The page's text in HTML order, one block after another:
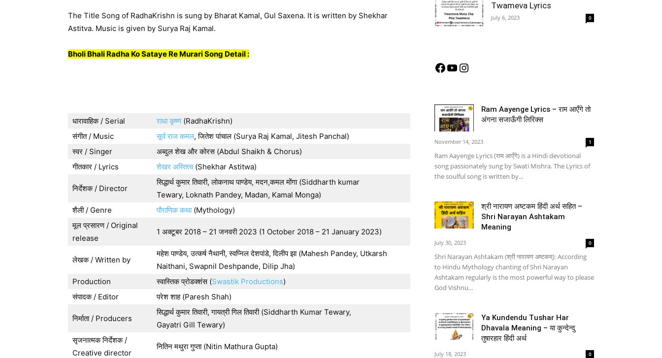
The Title Song of RadhaKrishn is sung by Bharat Kamal, Gul Saxena. It is written by Shekhar
Astitva. Music is given by Surya Raj Kamal.
Bholi Bhali Radha Ko Sataye Re Murari Song Detail :
धारावाहिक / Serial राधा कृष्ण(RadhaKrishn)
संगीत / Music
सूर्य राज कमल, जितेश पांचाल (Surya Raj Kamal, Jitesh Panchal)
स्वर / Singer
अब्दुल शेख और कोरस (Abdul Shaikh & Chorus)
गीतकार / Lyrics
शेखर अस्तित्व(Shekhar Astitwa)
निर्देशक / Director
सिद्धार्थ कुमार तिवारी, लोकनाथ पाण्डेय, मदन,कमल मोंगा (Siddharth kumar
Tewary, Loknath Pandey, Madan, Kamal Monga)
शैली / Genre
पौराणिक कथा (Mythology)
मूल प्रसारण / Original
release
1 अक्टूबर 2018 – 21 जनवरी 2023 (1 October 2018 – 21 January 2023)
लेखक / Written by
महेश पाण्डेय, उत्कर्ष नैथानी, स्वप्निल देशपांडे, दिलीप झा (Mahesh Pandey, Utkarsh
Naithani, Swapnil Deshpande, Dilip Jha)
Production
स्वास्तिक प्रोडक्शंस (Swastik Productions)
संपादक / Editor
परेश शाह (Paresh Shah)
निर्माता / Producers
सिद्धार्थ कुमार तिवारी, गायत्री गिल तिवारी (Siddharth Kumar Tewary,
Gayatri Gill Tewary)
सृजनात्मक निर्देशक /
Creative director
नितिन मथुरा गुप्ता (Nitin Mathura Gupta)
Twameva Lyrics
July 6, 2023 0
Facebook
YouTube
Instagram
Ram Aayenge Lyrics – राम आएँगे तो
अंगना सजाऊँगी लिरिक्स
November 14, 2023 1
Ram Aayenge Lyrics (राम आएँगे) is a Hindi devotional
song passionately sung by Swati Mishra. The Lyrics of
the soulful song is written by...
श्री नारायण अष्टकम हिंदी अर्थ सहित –
Shri Narayan Ashtakam
Meaning
July 30, 2023 0
Shri Narayan Ashtakam (श्री नारायण अष्टकम्): According
to Hindu Mythology chanting of Shri Narayan
Ashtakam regularly is the most powerful way to please
God Vishnu...
Ya Kundendu Tushar Har
Dhavala Meaning – या कुन्देन्दु
तुषारहार हिंदी अर्थ
July 18, 2023 0